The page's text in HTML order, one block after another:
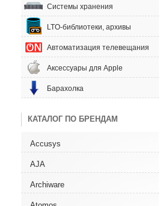
Системы хранения
LTO-библиотеки, архивы
Автоматизация телевещания
Аксессуары для Apple
Барахолка
КАТАЛОГ ПО БРЕНДАМ
Accusys
AJA
Archiware